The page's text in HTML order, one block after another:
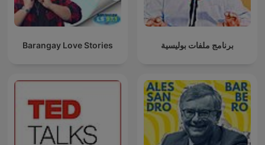
Barangay Love Stories برنامج ملفات بوليسية